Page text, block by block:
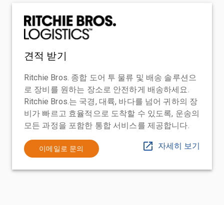
견적 받기
Ritchie Bros. 종합 도어 투 물류 및 배송 솔루션으
로 장비를 원하는 장소로 안전하게 배송하세요.
Ritchie Bros.는 국경, 대륙, 바다를 넘어 귀하의 장
비가 빠르고 효율적으로 도착할 수 있도록, 운송의
모든 과정을 포함한 통합 서비스를 제공합니다.
이메일로 문의 자세히 보기